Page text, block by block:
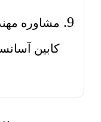
مشاوره
کابین آسانسور